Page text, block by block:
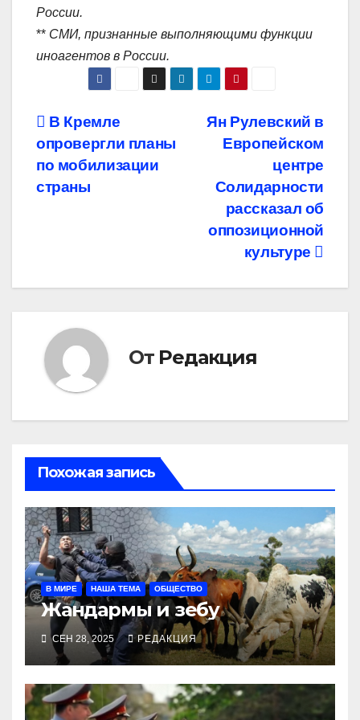
России.
** СМИ, признанные выполняющими функции
иноагентов в России.
Навигация
по
записям
Ян Рулевский в
Европейском
центре
Солидарности
рассказал об
оппозиционной
культуре
В Кремле
опровергли планы
по мобилизации
страны
От Редакция
Похожая запись
В МИРЕ НАША ТЕМА ОБЩЕСТВО
Жандармы и зебу
СЕН 28, 2025 РЕДАКЦИЯ